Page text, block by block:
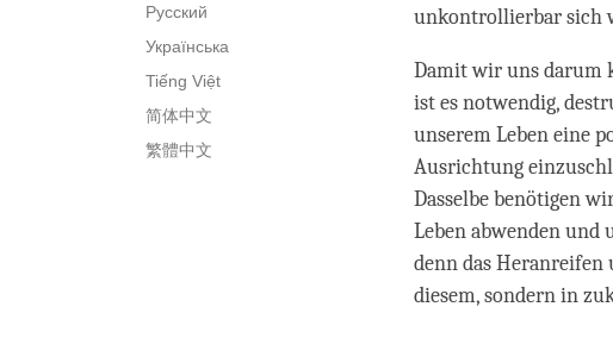
Русский
Українська
Tiếng Việt
简体中文
繁體中文
unkontrollierbar sich
Damit wir uns darum
ist es notwendig,
unserem Leben eine
Ausrichtung
Dasselbe benötigen
Leben abwenden und
denn das Heranreifen
diesem, sondern in